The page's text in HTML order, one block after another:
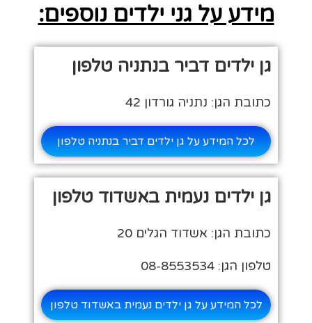
מידע על גני ילדים נוספים:
גן ילדים דביר בנתניה טלפון
כתובת הגן: נתניה גורדון 42
לכל המידע על גן ילדים דביר בנתניה טלפון
גן ילדים נעמית באשדוד טלפון
כתובת הגן: אשדוד הגלים 20
טלפון הגן: 08-8553534
לכל המידע על גן ילדים נעמית באשדוד טלפון